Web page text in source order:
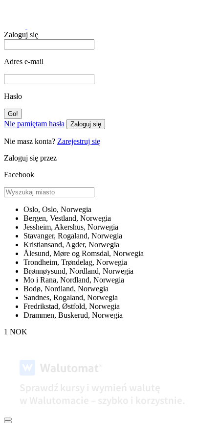
Zaloguj się
Adres e-mail
Hasło
Nie pamiętam hasła Zaloguj się
Nie masz konta? Zarejestruj się
Zaloguj się przez
Facebook
Oslo, Oslo, Norwegia
Bergen, Vestland, Norwegia
Jessheim, Akershus, Norwegia
Stavanger, Rogaland, Norwegia
Kristiansand, Agder, Norwegia
Ålesund, Møre og Romsdal, Norwegia
Trondheim, Trøndelag, Norwegia
Brønnøysund, Nordland, Norwegia
Mo i Rana, Nordland, Norwegia
Bodø, Nordland, Norwegia
Sandnes, Rogaland, Norwegia
Fredrikstad, Østfold, Norwegia
Drammen, Buskerud, Norwegia
1 NOK